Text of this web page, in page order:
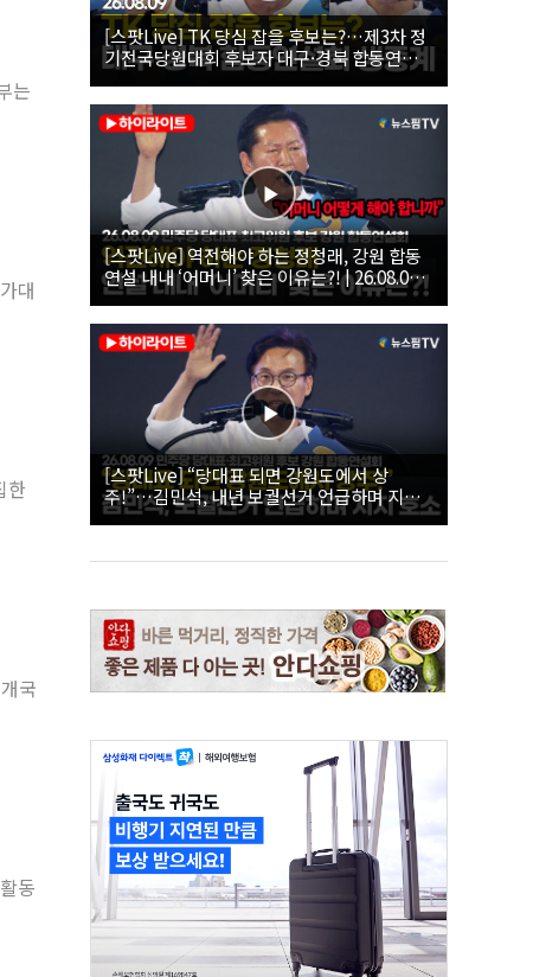
는
대
한
국
동
[스팟Live] TK 당심 잡을 후보는?…제3차 정
기전국당원대회 후보자 대구·경북 합동연설
회 생중계 | 26.08.09
[스팟Live] 역전해야 하는 정청래, 강원 합동
연설 내내 ‘어머니’ 찾은 이유는?! | 26.08.09
더불어민주당 당대표·최고위원 후보 강원 합
동연설회
[스팟Live] “당대표 되면 강원도에서 상
주!”…김민석, 내년 보궐선거 언급하며 지지
호소 | 26.08.09 더불어민주당 당대표·최고위